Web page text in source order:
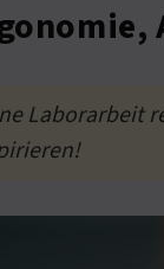
Laborarbeit